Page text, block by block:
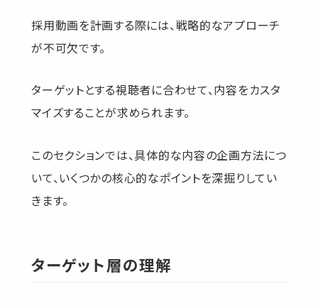
採用動画を計画する際には、戦略的なアプローチ
が不可欠です。
ターゲットとする視聴者に合わせて、内容をカスタ
マイズすることが求められます。
このセクションでは、具体的な内容の企画方法につ
いて、いくつかの核心的なポイントを深掘りしてい
きます。
ターゲット層の理解